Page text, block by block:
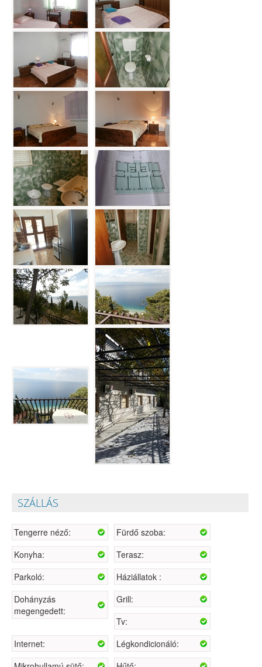
SZÁLLÁS
Tengerre néző:
Fürdő szoba:
Konyha:
Terasz:
Parkoló:
Háziállatok :
Dohányzás
megengedett:
Grill:
Tv:
Internet:
Légkondicionáló: